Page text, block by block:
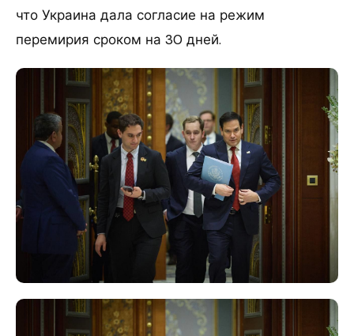
что Украина дала согласие на режим
перемирия сроком на 30 дней.